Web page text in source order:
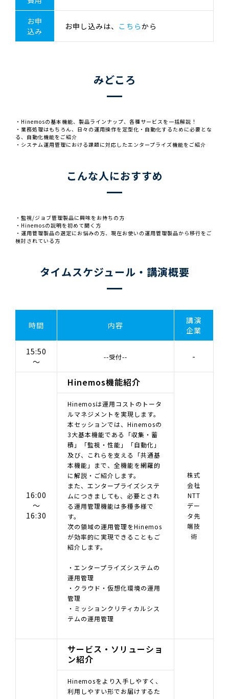
お申
込み
お申し込みは、 こちらから
みどころ
・Hinemosの基本機能、製品ラインナップ、各種サービスを一括解説！
・業務処理はもちろん、日々の運用操作を定型化・自動化するために必要とな
る、自動化機能をご紹介
・システム運用管理における課題に対応したエンタープライズ機能をご紹介
こんな人におすすめ
・監視/ジョブ管理製品に興味をお持ちの方
・Hinemosの説明を初めて聞く方
・運用管理製品の選定にお悩みの方、現在お使いの運用管理製品から移行をご
検討されている方
タイムスケジュール・講演概要
時間 内容
講演
企業
15:50
～
--受付-- -
16:00
～
16:30
Hinemos機能紹介
株式
会社
NTT
デー
タ先
端技
術
Hinemosは運用コストのトータ
ルマネジメントを実現します。
本セッションでは、Hinemosの
3大基本機能である「収集・蓄
積」「監視・性能」「自動化」
及び、これらを支える「共通基
本機能」まで、全機能を網羅的
に解説・ご紹介します。
また、エンタープライズシステ
ムにつきましても、必要とされ
る運用管理機能は多種多様で
す。
次の領域の運用管理をHinemos
が効率的に実現できることもご
紹介します。
・エンタープライズシステムの
運用管理
・クラウド・仮想化環境の運用
管理
・ミッションクリティカルシス
テムの運用管理
サービス・ソリューショ
ン紹介
Hinemosをより入手しやすく、
利用しやすい形でお届けするた